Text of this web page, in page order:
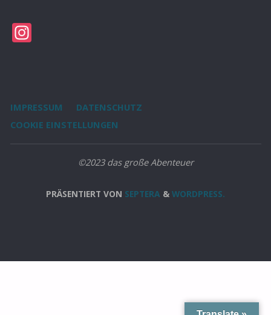
IMPRESSUM
DATENSCHUTZ
COOKIE EINSTELLUNGEN
©2023 das große Abenteuer
PRÄSENTIERT VON SEPTERA & WORDPRESS.